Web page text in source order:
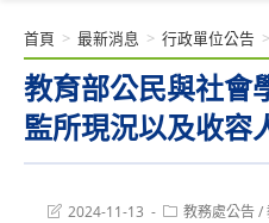
教育部公民與社會
監所現況以及收容
首頁 > 最新消息 > 行政單位公告 >
Post2024-11-13
Post教務處公告/